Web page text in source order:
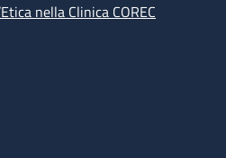
nella Clinica COREC